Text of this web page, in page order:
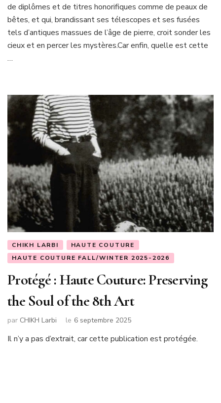
de diplômes et de titres honorifiques comme de peaux de
bêtes, et qui, brandissant ses télescopes et ses fusées
tels d’antiques massues de l’âge de pierre, croit sonder les
cieux et en percer les mystères.Car enfin, quelle est cette
…
CHIKH LARBI
HAUTE COUTURE
HAUTE COUTURE FALL/WINTER 2025-2026
Protégé : Haute Couture: Preserving
the Soul of the 8th Art
par CHIKH Larbi le 6 septembre 2025
Il n’y a pas d’extrait, car cette publication est protégée.